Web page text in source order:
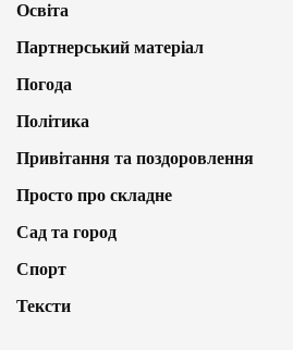
Освіта
Партнерський матеріал
Погода
Політика
Привітання та поздоровлення
Просто про складне
Сад та город
Спорт
Тексти